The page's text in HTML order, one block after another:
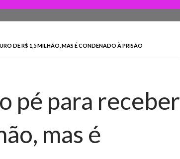
DE R$ 1,5 MILHÃO, MAS É CONDENADO À PRISÃO
pé para receber
mas é